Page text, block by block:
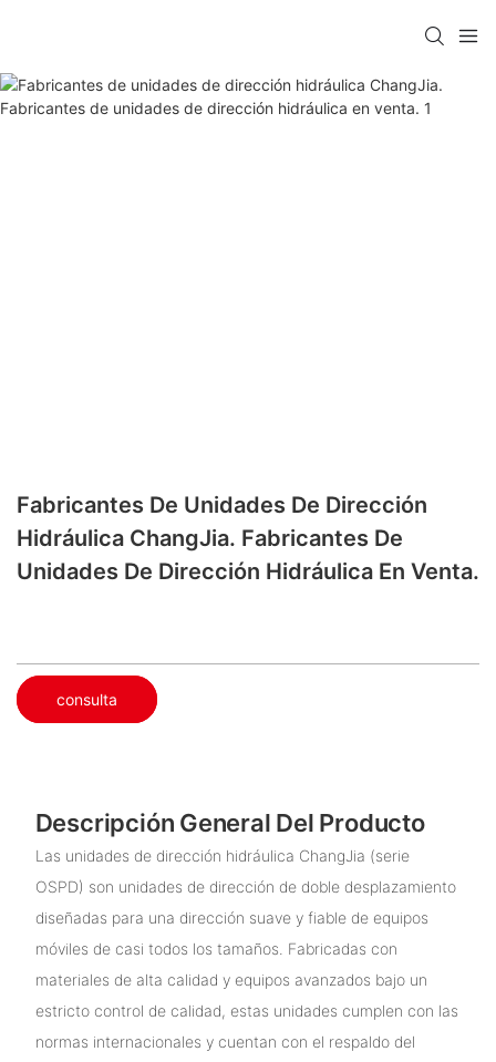
Fabricantes De Unidades De Dirección
Hidráulica ChangJia. Fabricantes De
Unidades De Dirección Hidráulica En Venta.
consulta
Descripción General Del Producto
Las unidades de dirección hidráulica ChangJia (serie
OSPD) son unidades de dirección de doble desplazamiento
diseñadas para una dirección suave y fiable de equipos
móviles de casi todos los tamaños. Fabricadas con
materiales de alta calidad y equipos avanzados bajo un
estricto control de calidad, estas unidades cumplen con las
normas internacionales y cuentan con el respaldo del